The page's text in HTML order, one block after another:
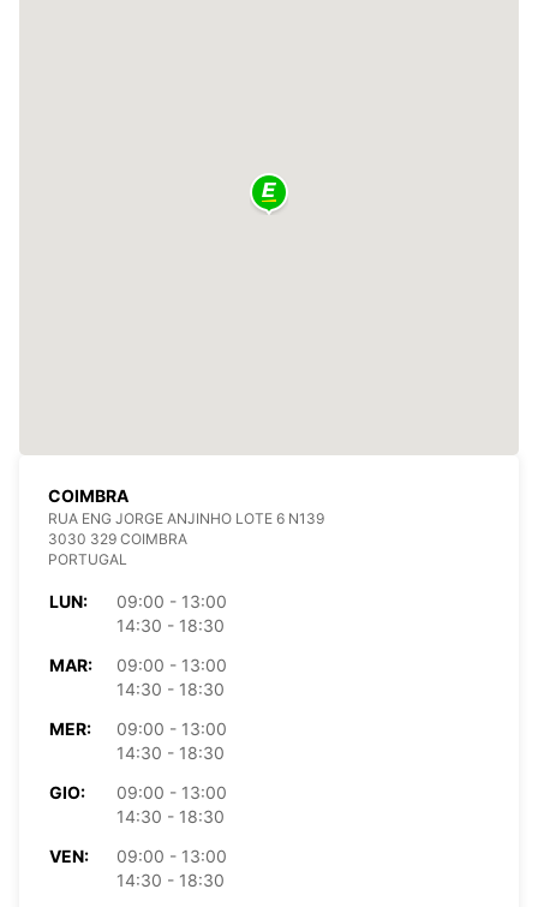
COIMBRA
RUA ENG JORGE ANJINHO LOTE 6 N139
3030 329 COIMBRA
PORTUGAL
LUN:
09:00 - 13:00
14:30 - 18:30
MAR:
09:00 - 13:00
14:30 - 18:30
MER:
09:00 - 13:00
14:30 - 18:30
GIO:
09:00 - 13:00
14:30 - 18:30
VEN:
09:00 - 13:00
14:30 - 18:30